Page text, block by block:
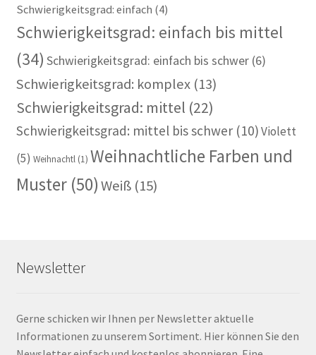
Schwierigkeitsgrad: einfach (4)
Schwierigkeitsgrad: einfach bis mittel
(34) Schwierigkeitsgrad: einfach bis schwer(6)
Schwierigkeitsgrad: komplex(13)
Schwierigkeitsgrad: mittel (22)
Schwierigkeitsgrad: mittel bis schwer(10)Violett
(5) Weihnachtl(1) Weihnachtliche Farben und
Muster(50)Weiß(15)
Newsletter
Gerne schicken wir Ihnen per Newsletter aktuelle
Informationen zu unserem Sortiment. Hier können Sie den